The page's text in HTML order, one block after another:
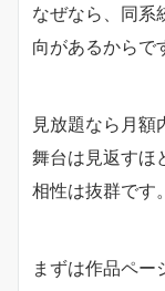
なぜなら、同系
向があるからで
見放題なら月額
舞台は見返すほ
相性は抜群です。
まずは作品ペー